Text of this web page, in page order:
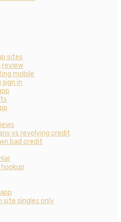
sites
mobile
in
vs revolving credit
bad credit
site singles only